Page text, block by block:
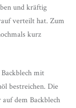
und kräftig
verteilt hat. Zum
kurz
mit
bestreichen. Die
dem Backblech